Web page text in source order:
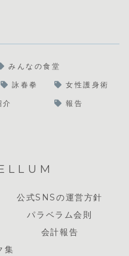
みんなの食堂
詠春拳 女性護身術
介 報告
公式SNSの運営方針
パラベラム会則
会計報告
集